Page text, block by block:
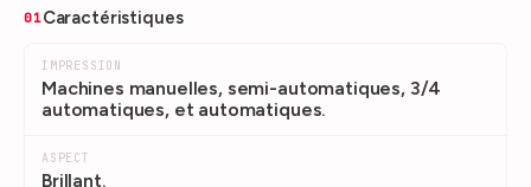
01Caractéristiques
IMPRESSION
Machines manuelles, semi-automatiques, 3/4
automatiques, et automatiques.
ASPECT
Brillant.